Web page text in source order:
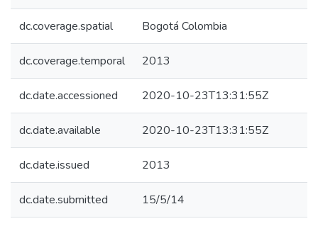
dc.coverage.spatial Bogotá Colombia
dc.coverage.temporal 2013
dc.date.accessioned 2020-10-23T13:31:55Z
dc.date.available 2020-10-23T13:31:55Z
dc.date.issued 2013
dc.date.submitted 15/5/14